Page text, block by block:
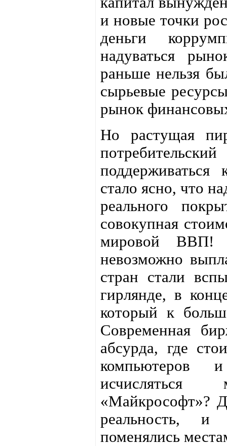
и новые точки
деньги
надуваться
раньше нельзя
сырьевые
рынок
Но растущая
стало ясно, что
реального
совокупная
мировой ВВП!
невозможно
стран стали
гирлянде, в
который к
Современная
абсурда, где
компьютеров
«Майкрософт»?
реальность, и
поменялись